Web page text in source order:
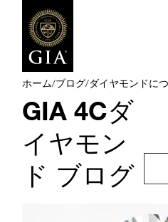
ホーム/ブログ/ダイヤモンドに
GIA 4Cダ
イヤモン
ド ブログ